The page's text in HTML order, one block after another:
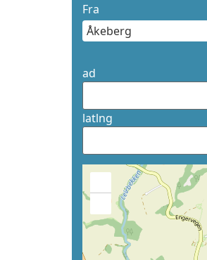
Fra
ad
latlng